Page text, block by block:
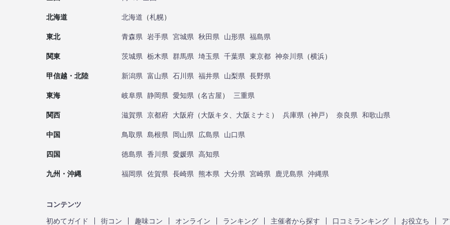
北海道 北海道 （札幌）
東北 青森県 岩手県 宮城県 秋田県 山形県 福島県
関東 茨城県 栃木県 群馬県 埼玉県 千葉県 東京都 神奈川県 （横浜）
甲信越・北陸 新潟県 富山県 石川県 福井県 山梨県 長野県
東海 岐阜県 静岡県 愛知県 （名古屋） 三重県
関西 滋賀県 京都府 大阪府 （大阪キタ 大阪ミナミ ） 兵庫県 （神戸） 奈良県 和歌山県
中国 鳥取県 島根県 岡山県 広島県 山口県
四国 徳島県 香川県 愛媛県 高知県
九州・沖縄 福岡県 佐賀県 長崎県 熊本県 大分県 宮崎県 鹿児島県 沖縄県
コンテンツ
初めてガイド
街コン 趣味コン オンライン ランキング 主催者から探す 口コミランキング お役立ち